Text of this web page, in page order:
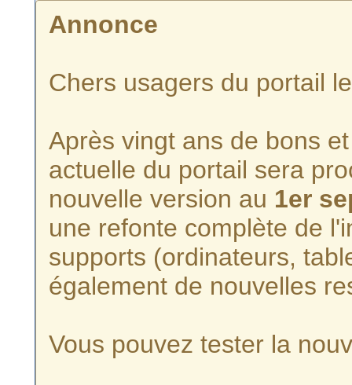
Annonce
Chers usagers du portail
Après vingt ans de bons
actuelle du portail sera
nouvelle version au 1er
une refonte complète de
supports (ordinateurs,
également de nouvelles
Vous pouvez tester la